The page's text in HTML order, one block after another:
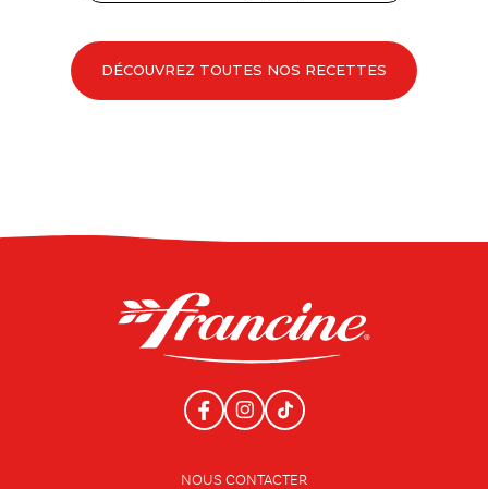
DÉCOUVREZ TOUTES NOS RECETTES
NOUS CONTACTER